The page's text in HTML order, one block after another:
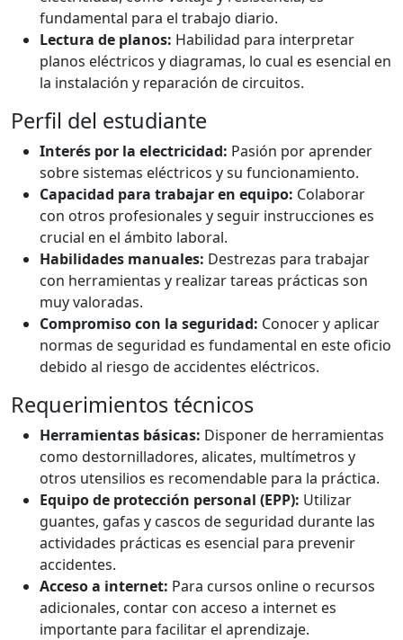
fundamental para el trabajo diario.
Lectura de planos: Habilidad para interpretar
planos eléctricos y diagramas, lo cual es esencial en
la instalación y reparación de circuitos.
Perfil del estudiante
Interés por la electricidad: Pasión por aprender
sobre sistemas eléctricos y su funcionamiento.
Capacidad para trabajar en equipo: Colaborar
con otros profesionales y seguir instrucciones es
crucial en el ámbito laboral.
Habilidades manuales: Destrezas para trabajar
con herramientas y realizar tareas prácticas son
muy valoradas.
Compromiso con la seguridad: Conocer y aplicar
normas de seguridad es fundamental en este oficio
debido al riesgo de accidentes eléctricos.
Requerimientos técnicos
Herramientas básicas: Disponer de herramientas
como destornilladores, alicates, multímetros y
otros utensilios es recomendable para la práctica.
Equipo de protección personal (EPP): Utilizar
guantes, gafas y cascos de seguridad durante las
actividades prácticas es esencial para prevenir
accidentes.
Acceso a internet: Para cursos online o recursos
adicionales, contar con acceso a internet es
importante para facilitar el aprendizaje.